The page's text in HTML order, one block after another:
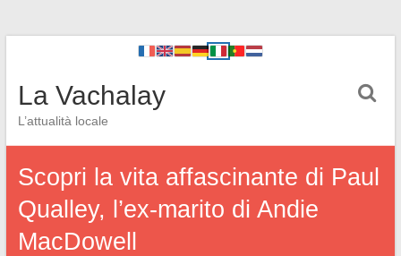
La Vachalay
L’attualità locale
Scopri la vita affascinante di Paul
Qualley, l’ex-marito di Andie
MacDowell